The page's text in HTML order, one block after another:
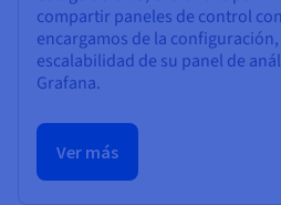
compartir paneles de control
encargamos de la
escalabilidad de su panel de
Grafana.
Ver más